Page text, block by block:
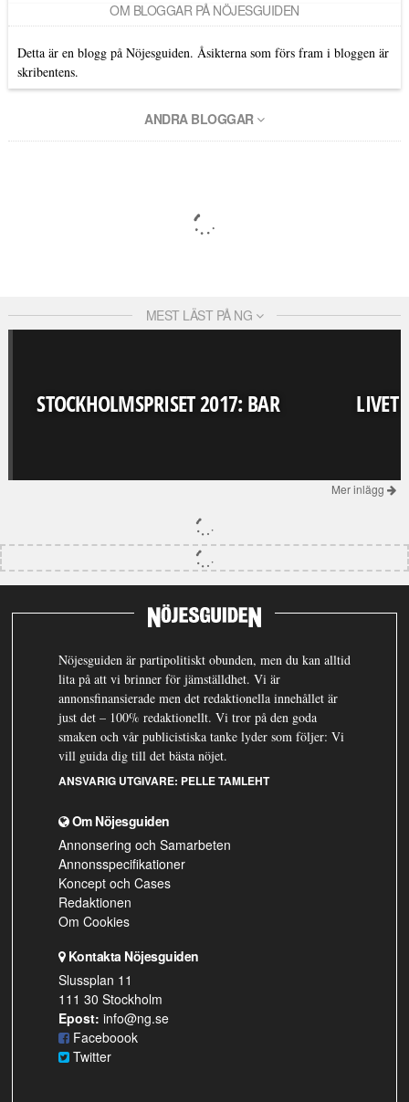
OM BLOGGAR PÅ NÖJESGUIDEN
Detta är en blogg på Nöjesguiden. Åsikterna som förs fram i bloggen är
skribentens.
ANDRA BLOGGAR
MEST LÄST PÅ NG
STOCKHOLMSPRISET 2017: BAR LIVET
Mer inlägg
Nöjesguiden är partipolitiskt obunden, men du kan alltid
lita på att vi brinner för jämställdhet. Vi är
annonsfinansierade men det redaktionella innehållet är
just det – 100% redaktionellt. Vi tror på den goda
smaken och vår publicistiska tanke lyder som följer: Vi
vill guida dig till det bästa nöjet.
ANSVARIG UTGIVARE: PELLE TAMLEHT
Om Nöjesguiden
Annonsering och Samarbeten
Annonsspecifikationer
Koncept och Cases
Redaktionen
Om Cookies
Kontakta Nöjesguiden
Slussplan 11
111 30 Stockholm
Epost: info@ng.se
Faceboook
Twitter